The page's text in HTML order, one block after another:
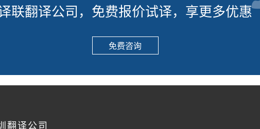
联翻译公司，免费报价试译，享更多优惠
免费咨询
翻译公司